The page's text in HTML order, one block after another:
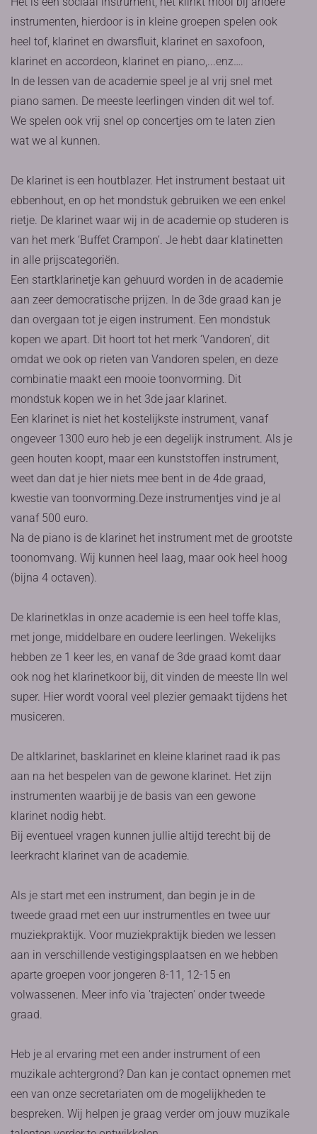
instrumenten, hierdoor is in kleine groepen spelen ook
heel tof, klarinet en dwarsfluit, klarinet en saxofoon,
klarinet en accordeon, klarinet en piano,...enz….
In de lessen van de academie speel je al vrij snel met
piano samen. De meeste leerlingen vinden dit wel tof.
We spelen ook vrij snel op concertjes om te laten zien
wat we al kunnen.
De klarinet is een houtblazer. Het instrument bestaat uit
ebbenhout, en op het mondstuk gebruiken we een enkel
rietje. De klarinet waar wij in de academie op studeren is
van het merk ‘Buffet Crampon’. Je hebt daar klatinetten
in alle prijscategoriën.
Een startklarinetje kan gehuurd worden in de academie
aan zeer democratische prijzen. In de 3de graad kan je
dan overgaan tot je eigen instrument. Een mondstuk
kopen we apart. Dit hoort tot het merk ‘Vandoren’, dit
omdat we ook op rieten van Vandoren spelen, en deze
combinatie maakt een mooie toonvorming. Dit
mondstuk kopen we in het 3de jaar klarinet.
Een klarinet is niet het kostelijkste instrument, vanaf
ongeveer 1300 euro heb je een degelijk instrument. Als je
geen houten koopt, maar een kunststoffen instrument,
weet dan dat je hier niets mee bent in de 4de graad,
kwestie van toonvorming.Deze instrumentjes vind je al
vanaf 500 euro.
Na de piano is de klarinet het instrument met de grootste
toonomvang. Wij kunnen heel laag, maar ook heel hoog
(bijna 4 octaven).
De klarinetklas in onze academie is een heel toffe klas,
met jonge, middelbare en oudere leerlingen. Wekelijks
hebben ze 1 keer les, en vanaf de 3de graad komt daar
ook nog het klarinetkoor bij, dit vinden de meeste lln wel
super. Hier wordt vooral veel plezier gemaakt tijdens het
musiceren.
De altklarinet, basklarinet en kleine klarinet raad ik pas
aan na het bespelen van de gewone klarinet. Het zijn
instrumenten waarbij je de basis van een gewone
klarinet nodig hebt.
Bij eventueel vragen kunnen jullie altijd terecht bij de
leerkracht klarinet van de academie.
Als je start met een instrument, dan begin je in de
tweede graad met een uur instrumentles en twee uur
muziekpraktijk. Voor muziekpraktijk bieden we lessen
aan in verschillende vestigingsplaatsen en we hebben
aparte groepen voor jongeren 8-11, 12-15 en
volwassenen. Meer info via 'trajecten' onder tweede
graad.
Heb je al ervaring met een ander instrument of een
muzikale achtergrond? Dan kan je contact opnemen met
een van onze secretariaten om de mogelijkheden te
bespreken. Wij helpen je graag verder om jouw muzikale